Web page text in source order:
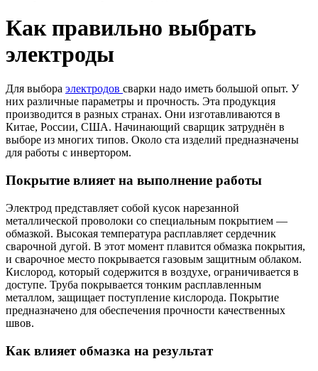
Как правильно выбрать
электроды
Для выбора электродов сварки надо иметь большой опыт. У
них различные параметры и прочность. Эта продукция
производится в разных странах. Они изготавливаются в
Китае, России, США. Начинающий сварщик затруднён в
выборе из многих типов. Около ста изделий предназначены
для работы с инвертором.
Покрытие влияет на выполнение работы
Электрод представляет собой кусок нарезанной
металлической проволоки со специальным покрытием —
обмазкой. Высокая температура расплавляет сердечник
сварочной дугой. В этот момент плавится обмазка покрытия,
и сварочное место покрывается газовым защитным облаком.
Кислород, который содержится в воздухе, ограничивается в
доступе. Труба покрывается тонким расплавленным
металлом, защищает поступление кислорода. Покрытие
предназначено для обеспечения прочности качественных
швов.
Как влияет обмазка на результат